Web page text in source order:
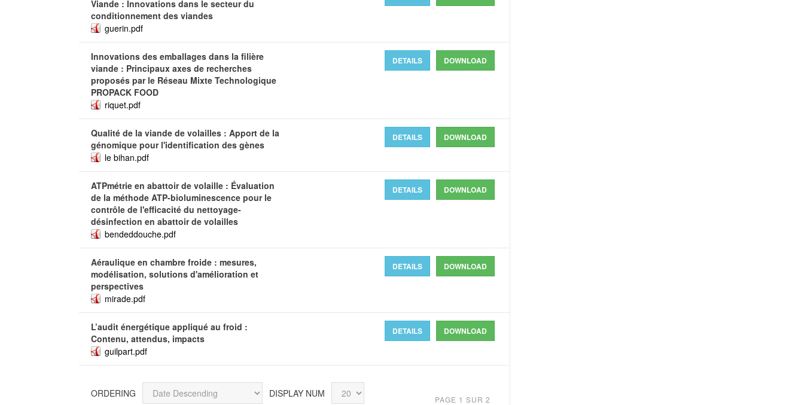
Viande : Innovations dans le secteur du
conditionnement des viandes
guerin.pdf
Innovations des emballages dans la filière
viande : Principaux axes de recherches
proposés par le Réseau Mixte Technologique
PROPACK FOOD
riquet.pdf
DOWNLOAD
DETAILS
Qualité de la viande de volailles : Apport de la
génomique pour l'identification des gènes
le bihan.pdf
DOWNLOAD
DETAILS
ATPmétrie en abattoir de volaille : Évaluation
de la méthode ATP-bioluminescence pour le
contrôle de l'efficacité du nettoyage-
désinfection en abattoir de volailles
bendeddouche.pdf
DOWNLOAD
DETAILS
Aéraulique en chambre froide : mesures,
modélisation, solutions d'amélioration et
perspectives
mirade.pdf
DOWNLOAD
DETAILS
L’audit énergétique appliqué au froid :
Contenu, attendus, impacts
guilpart.pdf
DOWNLOAD
DETAILS
ORDERING DISPLAY NUM
PAGE 1 SUR 2